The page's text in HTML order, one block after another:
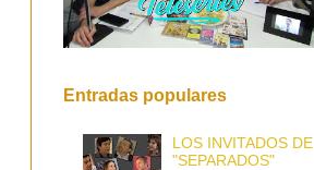
Entradas populares
LOS INVITADOS DE
"SEPARADOS"